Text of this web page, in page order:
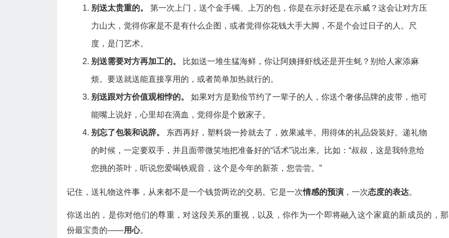
别送太贵重的。 第一次上门，送个金手镯、上万的包，你是在示好还是在示威？这会让对方压
力山大，觉得你家是不是有什么企图，或者觉得你花钱大手大脚，不是个会过日子的人。尺
度，是门艺术。
别送需要对方再加工的。 比如送一堆生猛海鲜，你让阿姨择虾线还是开生蚝？别给人家添麻
烦。要送就送能直接享用的，或者简单加热就行的。
别送跟对方价值观相悖的。 如果对方是勤俭节约了一辈子的人，你送个奢侈品牌的皮带，他可
能嘴上说好，心里却在滴血，觉得你是个败家子。
别忘了包装和说辞。 东西再好，塑料袋一拎就去了，效果减半。用得体的礼品袋装好。递礼物
的时候，一定要双手，并且面带微笑地把准备好的“话术”说出来。比如：“叔叔，这是我特意给
您挑的茶叶，听说您爱喝铁观音，这个是今年的新茶，您尝尝。”
记住，送礼物这件事，从来都不是一个钱货两讫的交易。它是一次情感的预演 ，一次态度的表达。
你送出的，是你对他们的尊重，对这段关系的重视，以及，你作为一个即将融入这个家庭的新成员的，那
份最宝贵的——用心。